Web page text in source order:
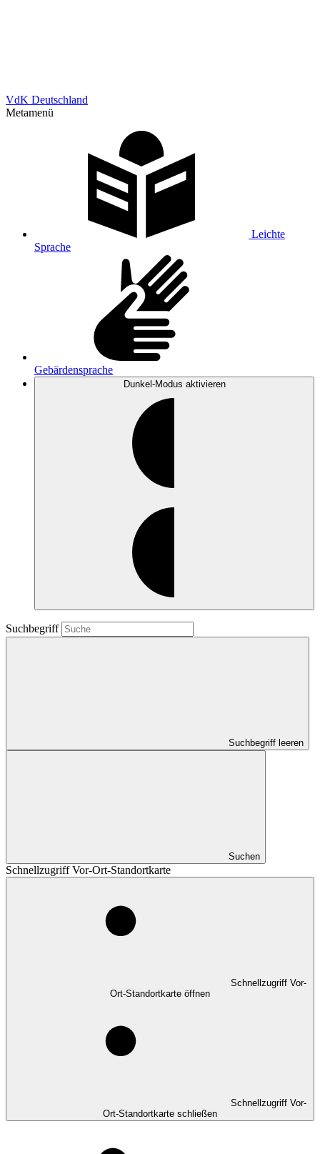
VdK Deutschland
Metamenü
Leichte
Sprache
Gebärdensprache
Dunkel-Modus aktivieren
Suchbegriff
Suchbegriff leeren
Suchen
Schnellzugriff Vor-Ort-Standortkarte
Schnellzugriff Vor-
Ort-Standortkarte öffnen
Schnellzugriff Vor-
Ort-Standortkarte schließen